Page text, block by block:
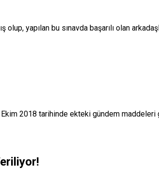
yapılan bu sınavda başarılı olan
Ekim 2018 tarihinde ekteki gündem